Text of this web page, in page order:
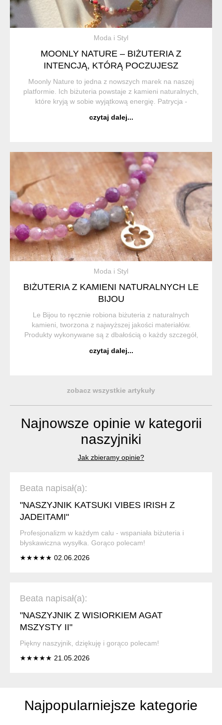
Moda i Styl
MOONLY NATURE – BIŻUTERIA Z
INTENCJĄ, KTÓRĄ POCZUJESZ
Moonly Nature to jedna z nowszych marek na naszej
platformie. Ich biżuteria powstaje z kamieni naturalnych,
które kryją w sobie wyjątkową energię. Patrycja -
przyjemnością dzieli się tym z inny...
czytaj dalej...
Moda i Styl
BIŻUTERIA Z KAMIENI NATURALNYCH LE
BIJOU
Le Bijou to ręcznie robiona biżuteria z naturalnych
kamieni, tworzona z najwyższej jakości materiałów.
Produkty wykonywane są z dbałością o każdy szczegół,
komfortowe w noszeniu. ...
czytaj dalej...
zobacz wszystkie artykuły
Najnowsze opinie w kategorii
naszyjniki
Jak zbieramy opinie?
Beata napisał(a):
"NASZYJNIK KATSUKI VIBES IRISH Z
JADEITAMI"
Profesjonalizm w każdym calu - wspaniała biżuteria i
błyskawiczna wysyłka. Gorąco polecam!
★★★★★ 02.06.2026
Beata napisał(a):
"NASZYJNIK Z WISIORKIEM AGAT
MSZYSTY II"
Piękny naszyjnik, dziękuję i gorąco polecam!
★★★★★ 21.05.2026
Najpopularniejsze kategorie